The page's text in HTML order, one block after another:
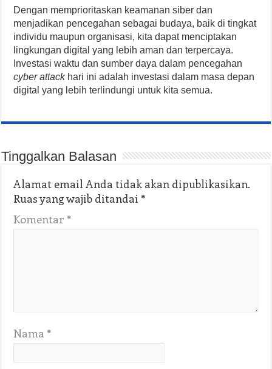
Dengan memprioritaskan keamanan siber dan
menjadikan pencegahan sebagai budaya, baik di tingkat
individu maupun organisasi, kita dapat menciptakan
lingkungan digital yang lebih aman dan terpercaya.
Investasi waktu dan sumber daya dalam pencegahan
cyber attackhari ini adalah investasi dalam masa depan
digital yang lebih terlindungi untuk kita semua.
Tinggalkan Balasan
Alamat email Anda tidak akan dipublikasikan.
Ruas yang wajib ditandai *
Komentar *
Nama *